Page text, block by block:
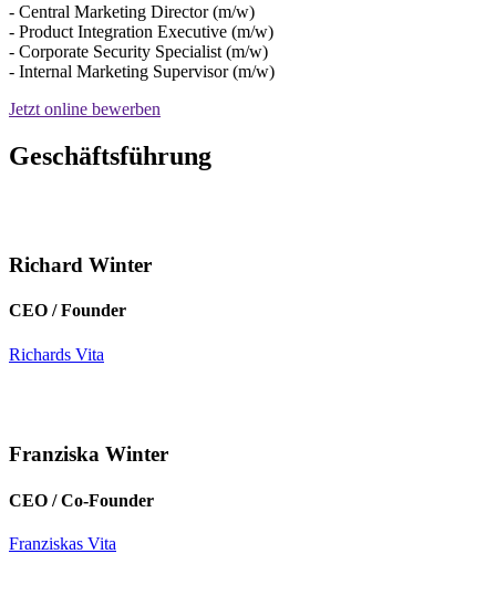
- Central Marketing Director (m/w)
- Product Integration Executive (m/w)
- Corporate Security Specialist (m/w)
- Internal Marketing Supervisor (m/w)
Jetzt online bewerben
Geschäftsführung
Richard Winter
CEO / Founder
Richards Vita
Franziska Winter
CEO / Co-Founder
Franziskas Vita